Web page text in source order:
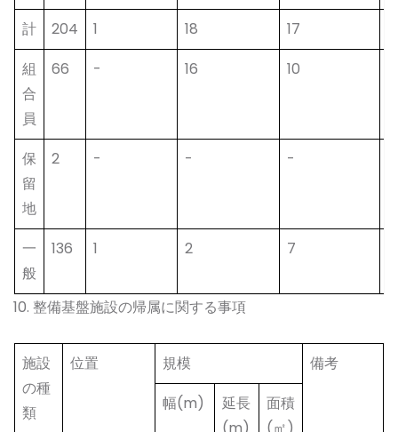
計
204 1 18 17
組
合
員
66 - 16 10
保
留
地
2 - - -
一
般
136 1 2 7
10. 整備基盤施設の帰属に関する事項
施設
の種
類
位置 規模
備考
幅(m)
延長
(m)
面積
(㎡)